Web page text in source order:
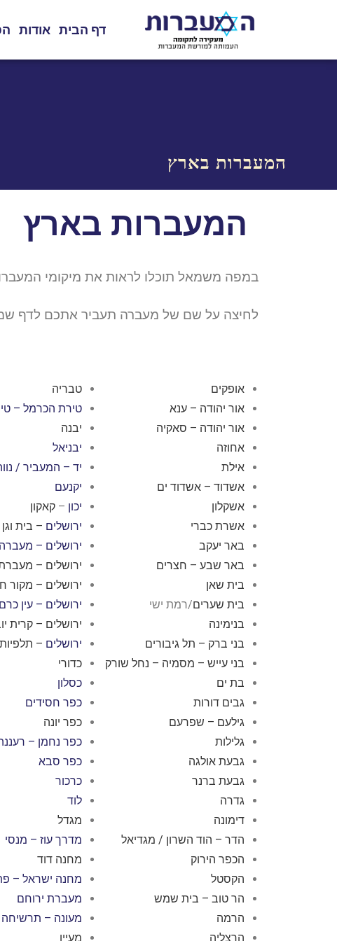
דף הבית אודות
המעברות בארץ
המעברות בארץ
במפה משמאל תוכלו לראות את מיקומי
לחיצה על שם של מעברה תעביר אתכם לדף
אופקים
אור יהודה – ענא
אור יהודה – סאקיה
אחוזה
אילת
אשדוד – אשדוד ים
אשקלון
אשרת כברי
באר יעקב
באר שבע – חצרים
בית שאן
בית שערים/רמת ישי
בנימינה
בני ברק – תל גיבורים
בני עייש – מסמיה – נחל שורק
בת ים
גבים דורות
גילעם – שפרעם
גלילות
גבעת אולגה
גבעת ברנר
גדרה
דימונה
הדר – הוד השרון / מגדיאל
הכפר הירוק
הקסטל
הר טוב – בית שמש
הרמה
הרצליה
טבריה
טירת הכרמל –
יבנה
יבניאל
יד – המעביר /
יקנעם
יכון – קאקון
ירושלים – בית וגן
ירושלים –
ירושלים –
ירושלים – מקור
ירושלים – עין כרם
ירושלים – קרית
ירושלים – תלפיות
כדורי
כסלון
כפר חסידים
כפר יונה
כפר נחמן –
כפר סבא
כרכור
לוד
מגדל
מדרך עוז – מנסי
מחנה דוד
מחנה ישראל –
מעברת ירוחם
מעונה –
מעיין